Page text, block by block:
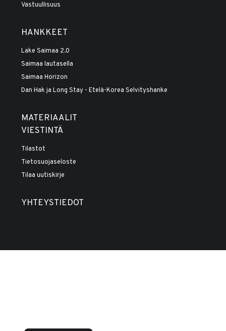
Vastuullisuus
HANKKEET
Lake Saimaa 2.0
Saimaa lautasella
Saimaa Horizon
Dan Hak ja Long Stay - Etelä-Korea Selvityshanke
MATERIAALIT
VIESTINTÄ
Tilastot
Tietosuojaseloste
Tilaa uutiskirje
YHTEYSTIEDOT